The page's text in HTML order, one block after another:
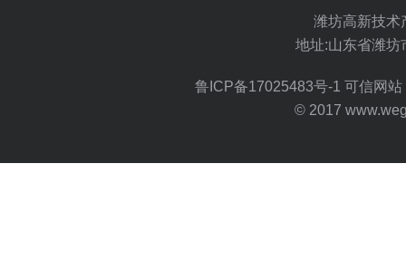
潍坊高新技术
地址:山东省潍坊
鲁ICP备17025483号-1 可信网
© 2017